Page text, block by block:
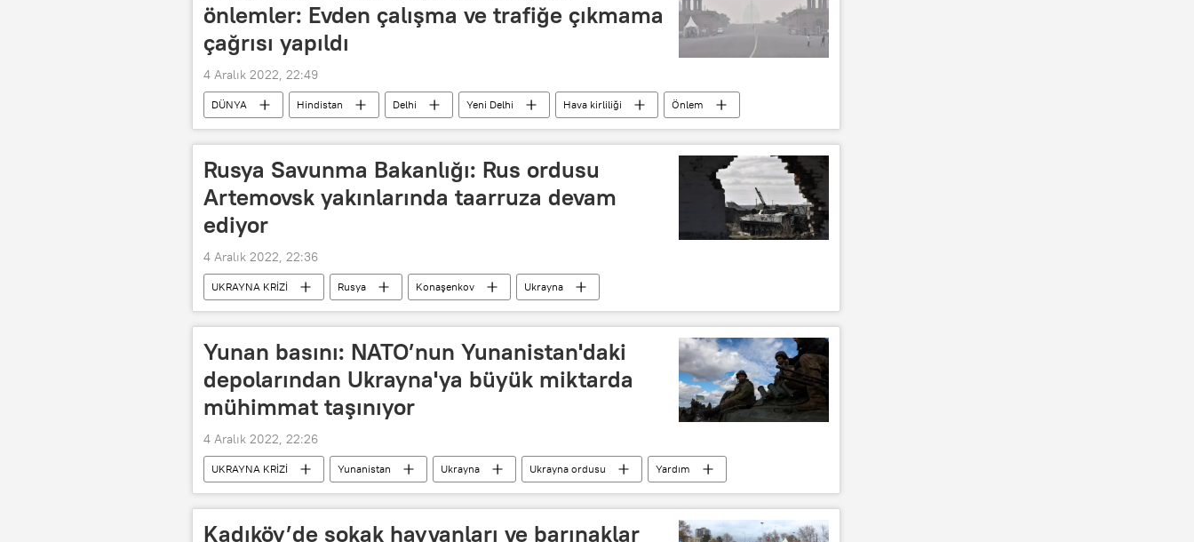
önlemler: Evden çalışma ve trafiğe çıkmama
çağrısı yapıldı
4 Aralık 2022, 22:49
DÜNYA Hindistan Delhi Yeni Delhi Hava kirliliği
Önlem
Hükümet
Rusya Savunma Bakanlığı: Rus ordusu
Artemovsk yakınlarında taarruza devam
ediyor
4 Aralık 2022, 22:36
UKRAYNA KRİZİ Rusya Konaşenkov
Ukrayna
Rusya Savunma Bakanlığı
Operasyon
Yunan basını: NATO’nun Yunanistan'daki
depolarından Ukrayna'ya büyük miktarda
mühimmat taşınıyor
4 Aralık 2022, 22:26
UKRAYNA KRİZİ Yunanistan Ukrayna Ukrayna ordusu
Yardım
Askeri yardım
Medya
Kadıköy’de sokak hayvanları ve barınaklar